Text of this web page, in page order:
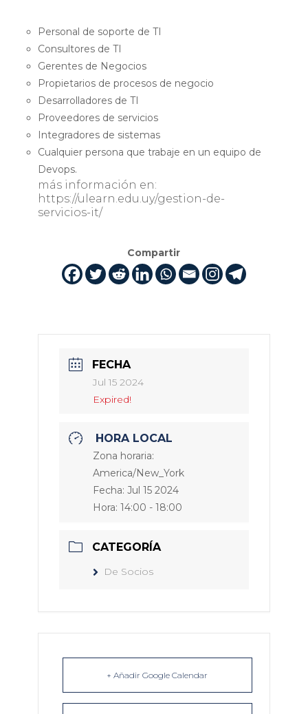
Personal de soporte de TI
Consultores de TI
Gerentes de Negocios
Propietarios de procesos de negocio
Desarrolladores de TI
Proveedores de servicios
Integradores de sistemas
Cualquier persona que trabaje en un equipo de
Devops.
más información en:
https://ulearn.edu.uy/gestion-de-
servicios-it/
Compartir
FECHA
Jul 15 2024
Expired!
HORA LOCAL
Zona horaria:
America/New_York
Fecha: Jul 15 2024
Hora: 14:00 - 18:00
CATEGORÍA
De Socios
+ Añadir Google Calendar